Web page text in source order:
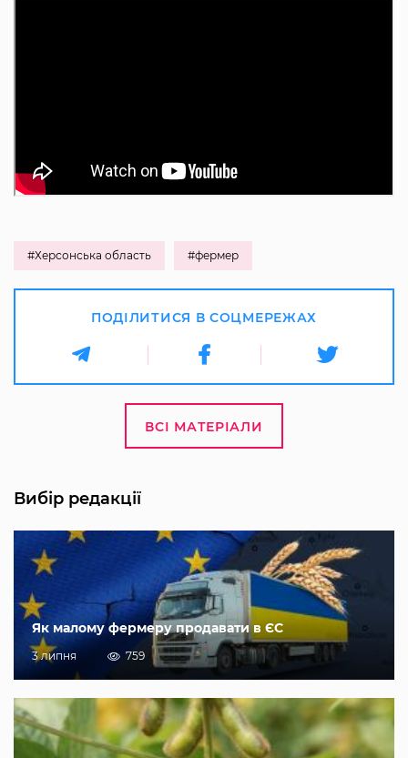
#Херсонська область #фермер
ПОДІЛИТИСЯ В СОЦМЕРЕЖАХ
ВСІ МАТЕРІАЛИ
Вибір редакції
Як малому фермеру продавати в ЄС
3 липня 759